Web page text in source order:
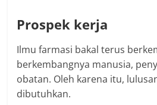
Prospek kerja
Ilmu farmasi bakal terus
berkembangnya manusia,
obatan. Oleh karena itu,
dibutuhkan.